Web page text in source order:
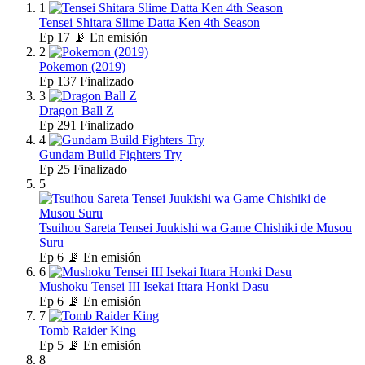
1
Tensei Shitara Slime Datta Ken 4th Season
Ep 17 📡 En emisión
2
Pokemon (2019)
Ep 137 Finalizado
3
Dragon Ball Z
Ep 291 Finalizado
4
Gundam Build Fighters Try
Ep 25 Finalizado
5
Tsuihou Sareta Tensei Juukishi wa Game Chishiki de Musou
Suru
Ep 6 📡 En emisión
6
Mushoku Tensei III Isekai Ittara Honki Dasu
Ep 6 📡 En emisión
7
Tomb Raider King
Ep 5 📡 En emisión
8